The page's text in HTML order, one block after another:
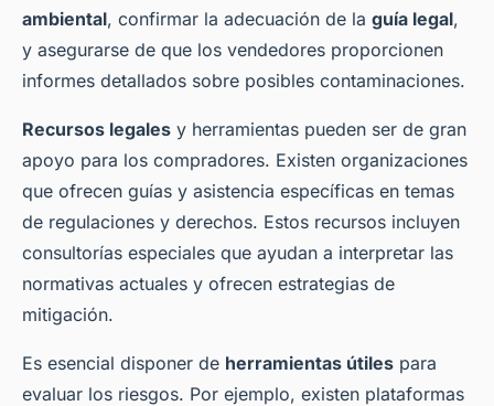
ambiental, confirmar la adecuación de la guía legal,
y asegurarse de que los vendedores proporcionen
informes detallados sobre posibles contaminaciones.
Recursos legales y herramientas pueden ser de gran
apoyo para los compradores. Existen organizaciones
que ofrecen guías y asistencia específicas en temas
de regulaciones y derechos. Estos recursos incluyen
consultorías especiales que ayudan a interpretar las
normativas actuales y ofrecen estrategias de
mitigación.
Es esencial disponer de herramientas útiles para
evaluar los riesgos. Por ejemplo, existen plataformas